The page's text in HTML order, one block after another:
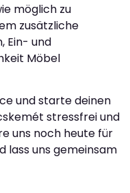
möglich zu
zusätzliche
Ein- und
Möbel
und starte deinen
stressfrei und
uns noch heute für
lass uns gemeinsam